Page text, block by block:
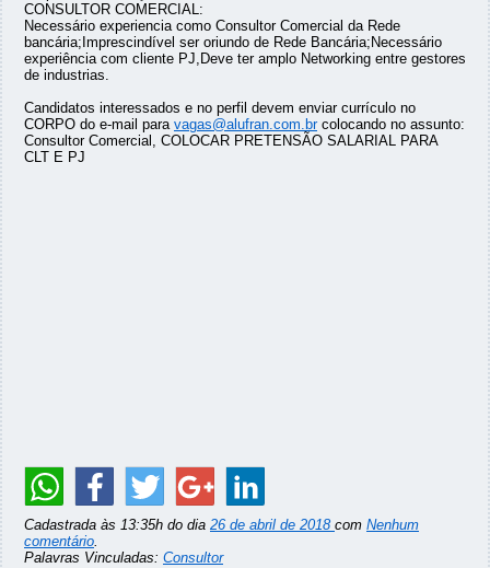
CONSULTOR COMERCIAL:
Necessário experiencia como Consultor Comercial da Rede
bancária;Imprescindível ser oriundo de Rede Bancária;Necessário
experiência com cliente PJ,Deve ter amplo Networking entre gestores
de industrias.
Candidatos interessados e no perfil devem enviar currículo no
CORPO do e-mail para vagas@alufran.com.brcolocando no assunto:
Consultor Comercial, COLOCAR PRETENSÃO SALARIAL PARA
CLT E PJ
Cadastrada às 13:35h do dia 26 de abril de 2018 com Nenhum
comentário.
Palavras Vinculadas: Consultor